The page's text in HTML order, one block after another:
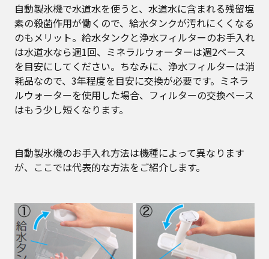
自動製氷機で水道水を使うと、水道水に含まれる残留塩
素の殺菌作用が働くので、給水タンクが汚れにくくなる
のもメリット。給水タンクと浄水フィルターのお手入れ
は水道水なら週1回、ミネラルウォーターは週2ペース
を目安にしてください。ちなみに、浄水フィルターは消
耗品なので、3年程度を目安に交換が必要です。ミネラ
ルウォーターを使用した場合、フィルターの交換ペース
はもう少し短くなります。
自動製氷機のお手入れ方法は機種によって異なります
が、ここでは代表的な方法をご紹介します。